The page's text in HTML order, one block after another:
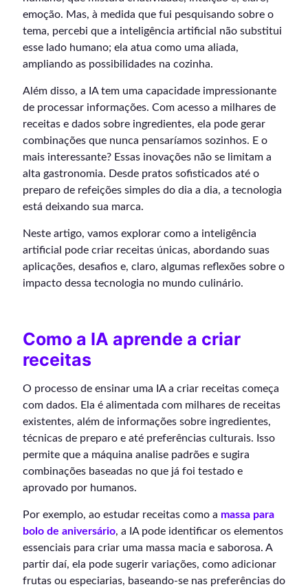
emoção. Mas, à medida que fui pesquisando sobre o
tema, percebi que a inteligência artificial não substitui
esse lado humano; ela atua como uma aliada,
ampliando as possibilidades na cozinha.
Além disso, a IA tem uma capacidade impressionante
de processar informações. Com acesso a milhares de
receitas e dados sobre ingredientes, ela pode gerar
combinações que nunca pensaríamos sozinhos. E o
mais interessante? Essas inovações não se limitam a
alta gastronomia. Desde pratos sofisticados até o
preparo de refeições simples do dia a dia, a tecnologia
está deixando sua marca.
Neste artigo, vamos explorar como a inteligência
artificial pode criar receitas únicas, abordando suas
aplicações, desafios e, claro, algumas reflexões sobre o
impacto dessa tecnologia no mundo culinário.
Como a IA aprende a criar
receitas
O processo de ensinar uma IA a criar receitas começa
com dados. Ela é alimentada com milhares de receitas
existentes, além de informações sobre ingredientes,
técnicas de preparo e até preferências culturais. Isso
permite que a máquina analise padrões e sugira
combinações baseadas no que já foi testado e
aprovado por humanos.
Por exemplo, ao estudar receitas como a massa para
bolo de aniversário, a IA pode identificar os elementos
essenciais para criar uma massa macia e saborosa. A
partir daí, ela pode sugerir variações, como adicionar
frutas ou especiarias, baseando-se nas preferências do